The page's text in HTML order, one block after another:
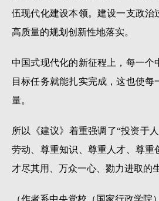
伍现代化建设本领。建设一支政
高质量的规划创新性地落实。
中国式现代化的新征程上，每一
目标任务就能扎实完成，这也使
量。
所以《建议》着重强调了“投资于
劳动、尊重知识、尊重人才、尊
才尽其用、万众一心、勠力进取的
（作者系中央党校（国家行政学